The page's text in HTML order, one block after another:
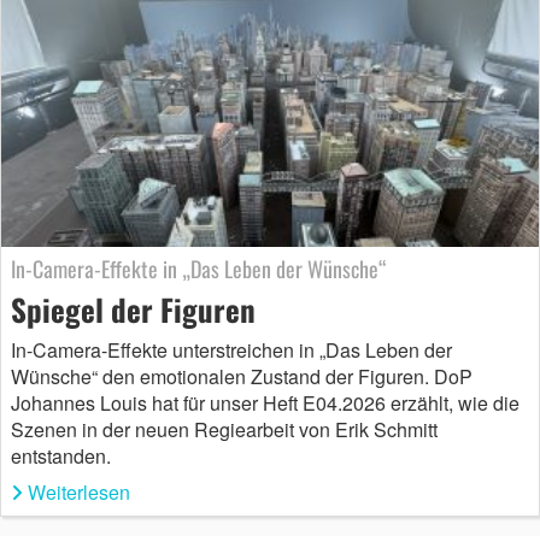
In-Camera-Effekte in „Das Leben der Wünsche“
Spiegel der Figuren
In-Camera-Effekte unterstreichen in „Das Leben der
Wünsche“ den emotionalen Zustand der Figuren. DoP
Johannes Louis hat für unser Heft E04.2026 erzählt, wie die
Szenen in der neuen Regiearbeit von Erik Schmitt
entstanden.
Weiterlesen